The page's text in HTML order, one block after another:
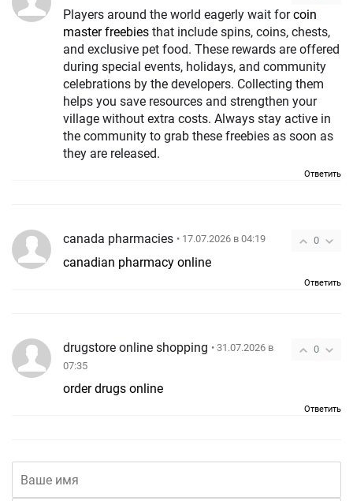
Players around the world eagerly wait forcoin
master freebies that include spins, coins, chests,
and exclusive pet food. These rewards are offered
during special events, holidays, and community
celebrations by the developers. Collecting them
helps you save resources and strengthen your
village without extra costs. Always stay active in
the community to grab these freebies as soon as
they are released.
Ответить
0
canada pharmacies • 17.07.2026 в 04:19
canadian pharmacy online
Ответить
0
drugstore online shopping • 31.07.2026 в
07:35
order drugs online
Ответить